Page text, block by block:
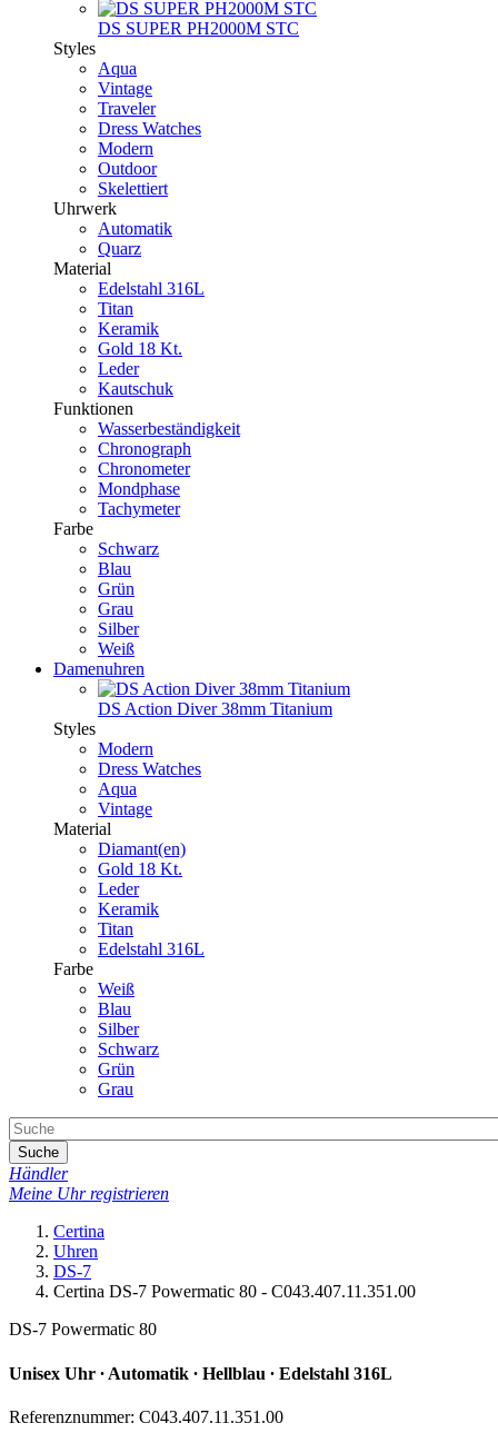
DS SUPER PH2000M STC
Styles
Aqua
Vintage
Traveler
Dress Watches
Modern
Outdoor
Skelettiert
Uhrwerk
Automatik
Quarz
Material
Edelstahl 316L
Titan
Keramik
Gold 18 Kt.
Leder
Kautschuk
Funktionen
Wasserbeständigkeit
Chronograph
Chronometer
Mondphase
Tachymeter
Farbe
Schwarz
Blau
Grün
Grau
Silber
Weiß
Damenuhren
DS Action Diver 38mm Titanium
Styles
Modern
Dress Watches
Aqua
Vintage
Material
Diamant(en)
Gold 18 Kt.
Leder
Keramik
Titan
Edelstahl 316L
Farbe
Weiß
Blau
Silber
Schwarz
Grün
Grau
Suche
Händler
Meine Uhr registrieren
Certina
Uhren
DS-7
Certina DS-7 Powermatic 80 - C043.407.11.351.00
DS-7 Powermatic 80
Unisex Uhr ∙ Automatik ∙ Hellblau ∙ Edelstahl 316L
Referenznummer: C043.407.11.351.00